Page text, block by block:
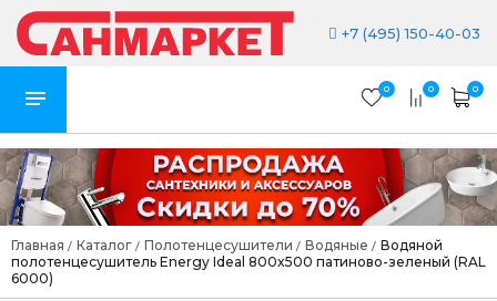
+7 (495) 150-40-03
0 0 0
Главная / Каталог / Полотенцесушители / Водяные / Водяной
полотенцесушитель Energy Ideal 800x500 патиново-зеленый (RAL
6000)